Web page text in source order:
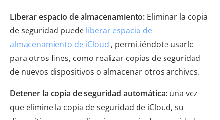
Liberar espacio de almacenamiento: Eliminar la copia
de seguridad puede liberar espacio de
almacenamiento de iCloud , permitiéndote usarlo
para otros fines, como realizar copias de seguridad
de nuevos dispositivos o almacenar otros archivos.
Detener la copia de seguridad automática: una vez
que elimine la copia de seguridad de iCloud, su